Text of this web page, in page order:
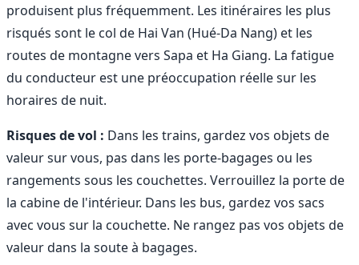
produisent plus fréquemment. Les itinéraires les plus
risqués sont le col de Hai Van (Hué-Da Nang) et les
routes de montagne vers Sapa et Ha Giang. La fatigue
du conducteur est une préoccupation réelle sur les
horaires de nuit.
Risques de vol : Dans les trains, gardez vos objets de
valeur sur vous, pas dans les porte-bagages ou les
rangements sous les couchettes. Verrouillez la porte de
la cabine de l'intérieur. Dans les bus, gardez vos sacs
avec vous sur la couchette. Ne rangez pas vos objets de
valeur dans la soute à bagages.